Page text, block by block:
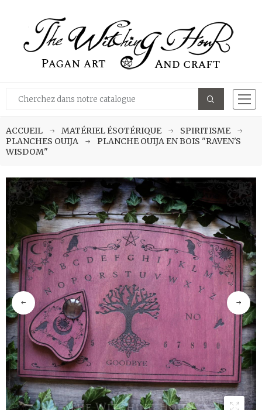
ACCUEIL MATÉRIEL ÉSOTÉRIQUE
SPIRITISME
PLANCHES OUIJA
PLANCHE OUIJA EN BOIS "RAVEN'S
WISDOM"